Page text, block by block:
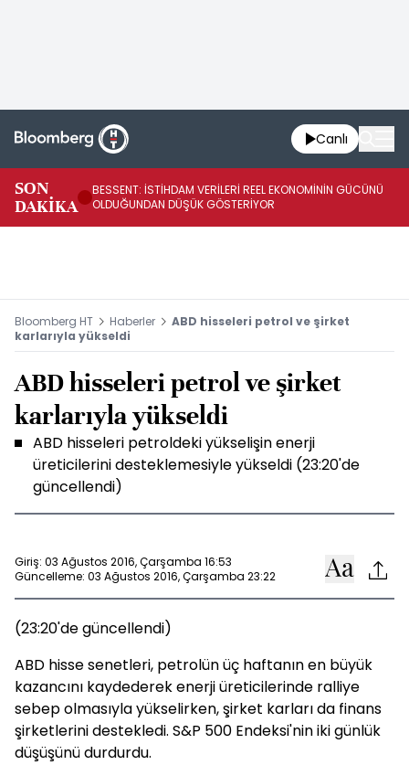
Canlı
SON
DAKİKA
BESSENT: İSTİHDAM VERİLERİ REEL EKONOMİNİN GÜCÜNÜ
OLDUĞUNDAN DÜŞÜK GÖSTERİYOR
Bloomberg HT Haberler
ABD hisseleri petrol ve şirket
karlarıyla yükseldi
ABD hisseleri petrol ve şirket
karlarıyla yükseldi
ABD hisseleri petroldeki yükselişin enerji
üreticilerini desteklemesiyle yükseldi (23:20'de
güncellendi)
Giriş: 03 Ağustos 2016, Çarşamba 16:53
Güncelleme: 03 Ağustos 2016, Çarşamba 23:22
(23:20'de güncellendi)
ABD hisse senetleri, petrolün üç haftanın en büyük
kazancını kaydederek enerji üreticilerinde ralliye
sebep olmasıyla yükselirken, şirket karları da finans
şirketlerini destekledi. S&P 500 Endeksi'nin iki günlük
düşüşünü durdurdu.